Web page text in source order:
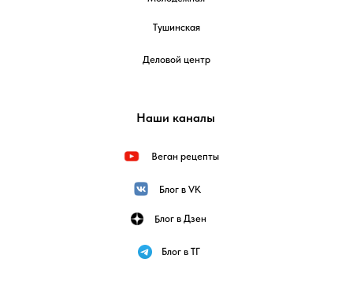
Тушинская
Деловой центр
Наши каналы
Блог в VK
Веган рецепты
Блог в ТГ
Блог в Дзен